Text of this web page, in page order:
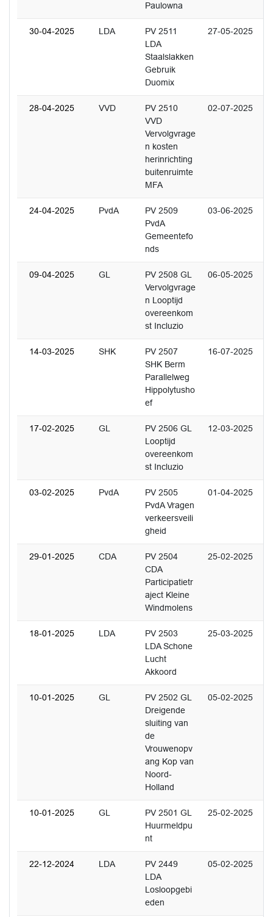
Paulowna
30-04-2025 LDA
PV 2511
LDA
Staalslakken
Gebruik
Duomix
27-05-2025
28-04-2025 VVD
PV 2510
VVD
Vervolgvrage
n kosten
herinrichting
buitenruimte
MFA
02-07-2025
24-04-2025 PvdA
PV 2509
PvdA
Gemeentefo
nds
03-06-2025
09-04-2025 GL
PV 2508 GL
Vervolgvrage
n Looptijd
overeenkom
st Incluzio
06-05-2025
14-03-2025 SHK
PV 2507
SHK Berm
Parallelweg
Hippolytusho
ef
16-07-2025
17-02-2025 GL
PV 2506 GL
Looptijd
overeenkom
st Incluzio
12-03-2025
03-02-2025 PvdA
PV 2505
PvdA Vragen
verkeersveili
gheid
01-04-2025
29-01-2025 CDA
PV 2504
CDA
Participatietr
aject Kleine
Windmolens
25-02-2025
18-01-2025 LDA
PV 2503
LDA Schone
Lucht
Akkoord
25-03-2025
10-01-2025 GL
PV 2502 GL
Dreigende
sluiting van
de
Vrouwenopv
ang Kop van
Noord-
Holland
05-02-2025
10-01-2025 GL
PV 2501 GL
Huurmeldpu
nt
25-02-2025
22-12-2024 LDA
PV 2449
LDA
Losloopgebi
eden
05-02-2025